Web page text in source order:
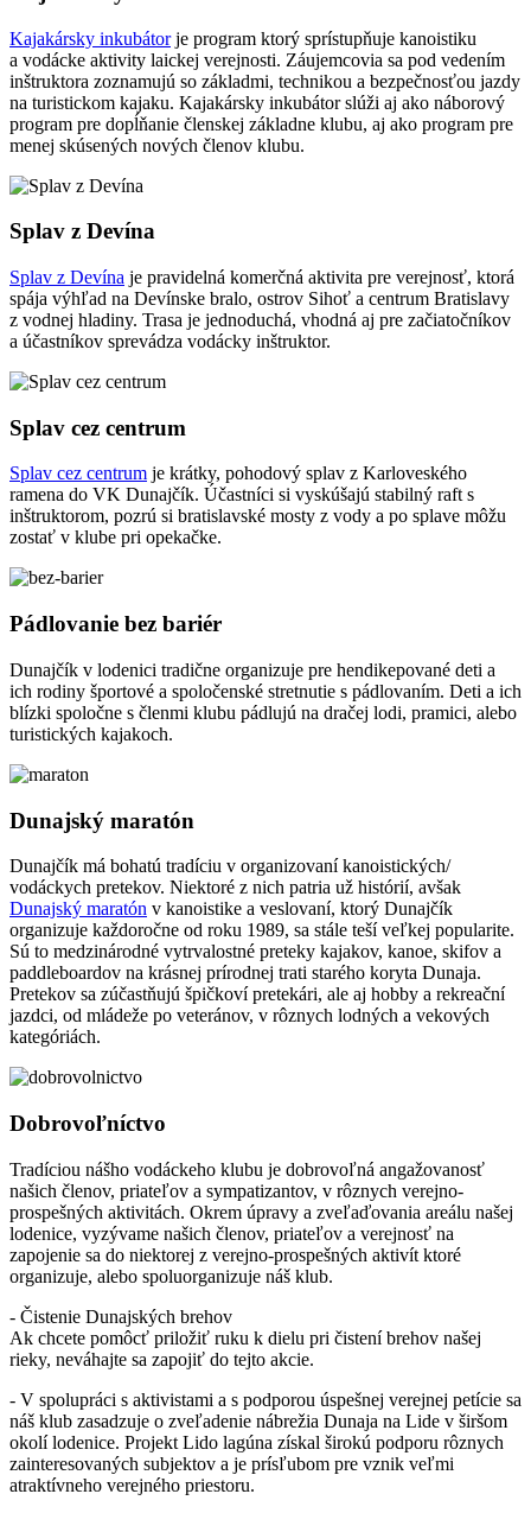
Kajakársky inkubátorje program ktorý sprístupňuje kanoistiku
a vodácke aktivity laickej verejnosti. Záujemcovia sa pod vedením
inštruktora zoznamujú so základmi, technikou a bezpečnosťou jazdy
na turistickom kajaku. Kajakársky inkubátor slúži aj ako náborový
program pre dopĺňanie členskej základne klubu, aj ako program pre
menej skúsených nových členov klubu.
Splav z Devína
Splav z Devína je pravidelná komerčná aktivita pre verejnosť, ktorá
spája výhľad na Devínske bralo, ostrov Sihoť a centrum Bratislavy
z vodnej hladiny. Trasa je jednoduchá, vhodná aj pre začiatočníkov
a účastníkov sprevádza vodácky inštruktor.
Splav cez centrum
Splav cez centrum je krátky, pohodový splav z Karloveského
ramena do VK Dunajčík. Účastníci si vyskúšajú stabilný raft s
inštruktorom, pozrú si bratislavské mosty z vody a po splave môžu
zostať v klube pri opekačke.
Pádlovanie bez bariér
Dunajčík v lodenici tradične organizuje pre hendikepované deti a
ich rodiny športové a spoločenské stretnutie s pádlovaním. Deti a ich
blízki spoločne s členmi klubu pádlujú na dračej lodi, pramici, alebo
turistických kajakoch.
Dunajský maratón
Dunajčík má bohatú tradíciu v organizovaní kanoistických/
vodáckych pretekov. Niektoré z nich patria už histórií, avšak
Dunajský maratón v kanoistike a veslovaní, ktorý Dunajčík
organizuje každoročne od roku 1989, sa stále teší veľkej popularite.
Sú to medzinárodné vytrvalostné preteky kajakov, kanoe, skifov a
paddleboardov na krásnej prírodnej trati starého koryta Dunaja.
Pretekov sa zúčastňujú špičkoví pretekári, ale aj hobby a rekreační
jazdci, od mládeže po veteránov, v rôznych lodných a vekových
kategóriách.
Dobrovoľníctvo
Tradíciou nášho vodáckeho klubu je dobrovoľná angažovanosť
našich členov, priateľov a sympatizantov, v rôznych verejno-
prospešných aktivitách. Okrem úpravy a zveľaďovania areálu našej
lodenice, vyzývame našich členov, priateľov a verejnosť na
zapojenie sa do niektorej z verejno-prospešných aktivít ktoré
organizuje, alebo spoluorganizuje náš klub.
- Čistenie Dunajských brehov
Ak chcete pomôcť priložiť ruku k dielu pri čistení brehov našej
rieky, neváhajte sa zapojiť do tejto akcie.
- V spolupráci s aktivistami a s podporou úspešnej verejnej petície sa
náš klub zasadzuje o zveľadenie nábrežia Dunaja na Lide v širšom
okolí lodenice. Projekt Lido lagúna získal širokú podporu rôznych
zainteresovaných subjektov a je prísľubom pre vznik veľmi
atraktívneho verejného priestoru.